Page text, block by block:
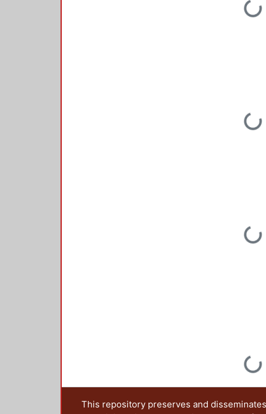
Loading...
Loading...
Loading...
Loading...
This repository preserves and